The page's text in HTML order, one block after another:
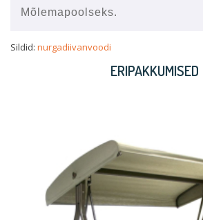
Mõlemapoolseks.
Sildid: nurgadiivanvoodi
ERIPAKKUMISED